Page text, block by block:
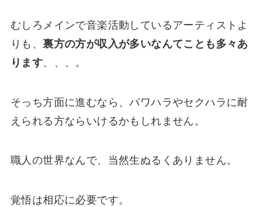
むしろメインで音楽活動しているアーティストよ
りも、裏方の方が収入が多いなんてことも多々あ
ります、、、。
そっち方面に進むなら、パワハラやセクハラに耐
えられる方ならいけるかもしれません。
職人の世界なんで、当然生ぬるくありません。
覚悟は相応に必要です。